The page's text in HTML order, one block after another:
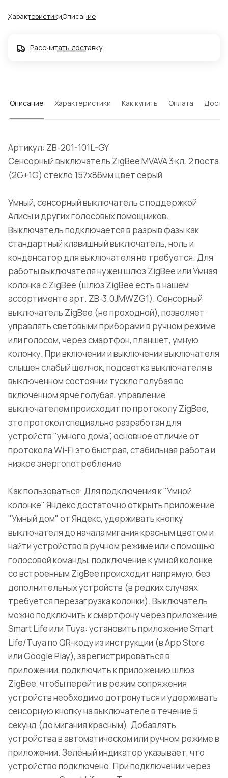
ХарактеристикиОписание
Рассчитать доставку
Описание Характеристики Как купить Оплата
Артикул: ZB-201-101L-GY
Сенсорный выключатель ZigBee MVAVA 3 кл. 2 поста
(2G+1G) стекло 157х86мм цвет серый
Умный, сенсорный выключатель с поддержкой
Алисы и других голосовых помощников.
Выключатель подключается в разрыв фазы как
стандартный клавишный выключатель, ноль и
конденсатор для выключателя не требуется. Для
работы выключателя нужен шлюз ZigBee или Умная
колонка с ZigBee (шлюз ZigBee есть в нашем
ассортименте арт. ZB-3.0JMWZG1). Сенсорный
выключатель ZigBee (не проходной), позволяет
управлять световыми приборами в ручном режиме
или голосом, через смартфон, планшет, умную
колонку. При включении и выключении выключателя
слышен слабый щелчок, подсветка выключателя в
выключенном состоянии тускло голубая во
включённом ярче голубая, управление
выключателем происходит по протоколу ZigBee,
это протокол специально разработан для
устройств "умного дома", основное отличие от
протокола Wi-Fi это быстрая, стабильная работа и
низкое энергопотребление
Как пользоваться: Для подключения к "Умной
колонке" Яндекс достаточно открыть приложение
"Умный дом" от Яндекс, удерживать кнопку
выключателя до начала мигания красным цветом и
найти устройство в ручном режиме или с помощью
голосовой команды, подключение к умной колонке
со встроенным ZigBee происходит напрямую, без
дополнительных устройств (в редких случаях
требуется перезагрузка колонки). Выключатель
можно подключить к смартфону через приложение
Smart Life или Tuya: установить приложение Smart
Life/Tuya по QR-коду из инструкции (в App Store
или Google Play), зарегистрироваться в
приложении, подключить к приложению шлюз
ZigBee, чтобы перейти в режим сопряжения
устройств необходимо дотронуться и удерживать
сенсорную кнопку на выключателе в течение 5
секунд (до мигания красным). Добавлять
устройства в автоматическом или ручном режиме в
приложении. Зелёный индикатор указывает, что
устройство подключено. При подключении через